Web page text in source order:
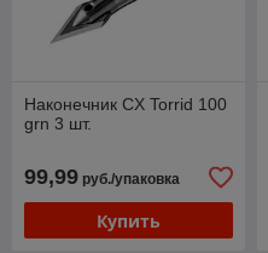
Наконечник CX Torrid 100
grn 3 шт.
99,99 руб./упаковка
Купить